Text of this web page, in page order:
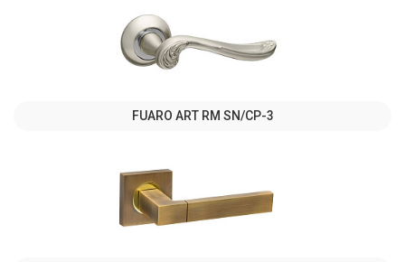
FUARO ART RM SN/CP-3